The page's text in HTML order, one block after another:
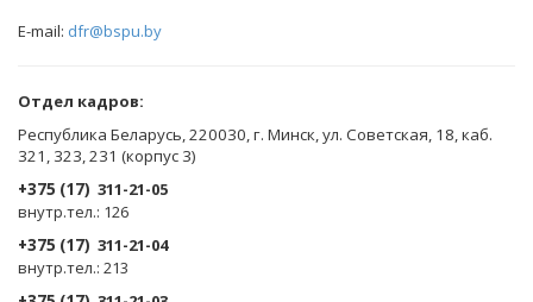
E-mail: dfr@bspu.by
Отдел кадров:
Республика Беларусь, 220030, г. Минск, ул. Советская, 18, каб.
321, 323, 231 (корпус 3)
+375 (17) 311-21-05
внутр.тел.: 126
+375 (17) 311-21-04
внутр.тел.: 213